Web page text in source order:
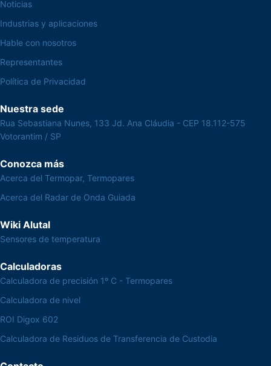
Noticias
Industrias y aplicaciones
Hable con nosotros
Representantes
Política de Privacidad
Nuestra sede
Rua Sebastiana Nunes, 133 Jd. Ana Cláudia - CEP 18.112-575
Votorantim / SP
Conozca más
Acerca del Termopar, Termopares
Acerca del Radar de Onda Guiada
Wiki Alutal
Sensores de temperatura
Calculadoras
Calculadora de precisión 1º C - Termopares
Calculadora de nivel
ROI Digox 602
Calculadora de Residuos de Transferencia de Custodia